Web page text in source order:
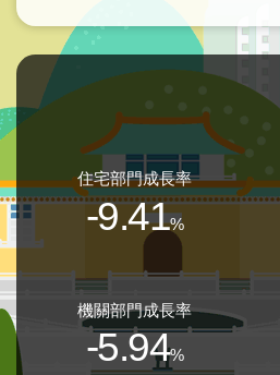
住宅部門成長率
-9.41%
機關部門成長率
-5.94%